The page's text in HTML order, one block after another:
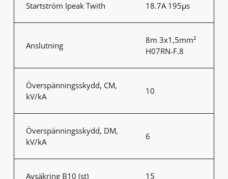
Startström Ipeak Twith 18.7A 195μs
Anslutning
8m 3x1,5mm²
H07RN-F.8
Överspänningsskydd, CM,
kV/kA
10
Överspänningsskydd, DM,
kV/kA
6
Avsäkring B10 (st) 15